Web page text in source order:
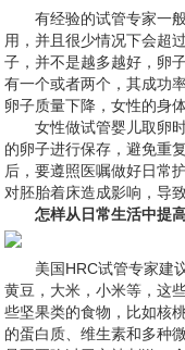
有经验的试管专家一
用，并且很少情况下会超
子，并不是越多越好，卵
有一个或者两个，其成功
卵子质量下降，女性的身
女性做试管婴儿取卵
的卵子进行保存，避免重
后，要遵照医嘱做好日常
对胚胎着床造成影响，导
怎样从日常生活中提
美国HRC试管专家建
黄豆，大米，小米等，这
些坚果类的食物，比如核
的蛋白质、维生素和多种